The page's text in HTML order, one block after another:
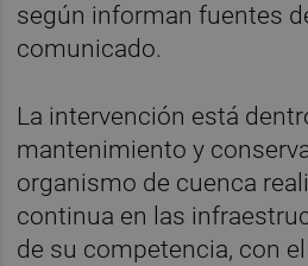
según informan fuentes
comunicado.
La intervención está
mantenimiento y
organismo de cuenca
continua en las
de su competencia, con